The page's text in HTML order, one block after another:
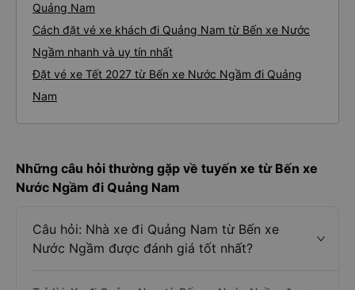
Quảng Nam
Cách đặt vé xe khách đi Quảng Nam từ Bến xe Nước
Ngầm nhanh và uy tín nhất
Đặt vé xe Tết 2027 từ Bến xe Nước Ngầm đi Quảng
Nam
Những câu hỏi thường gặp về tuyến xe từ Bến xe
Nước Ngầm đi Quảng Nam
Câu hỏi: Nhà xe đi Quảng Nam từ Bến xe
Nước Ngầm được đánh giá tốt nhất?